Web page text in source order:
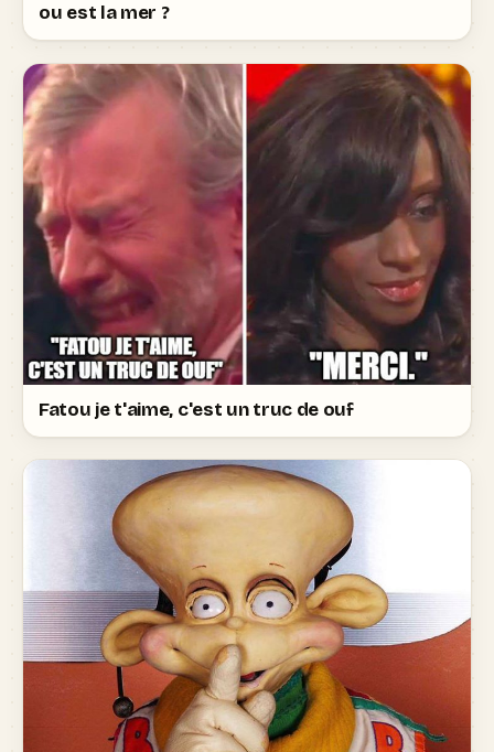
ou est la mer ?
Fatou je t'aime, c'est un truc de ouf